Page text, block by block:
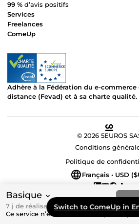
Basique
7 j de réalisation
Ce service n’est actuellement pas
Switch to ComeUp in
99 % d’avis positifs
Services
Freelances
ComeUp
Adhère à la Fédération du e-
distance (Fevad) et à sa charte qualité.
© 2026 5EUROS
Conditions
Politique de
Français • USD